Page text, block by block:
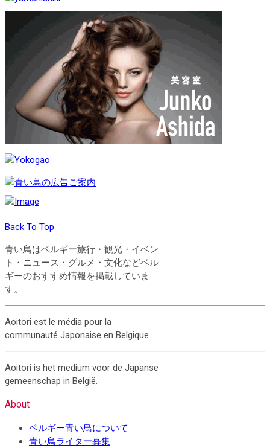
Back To Top
青い鳥はベルギー旅行・観光・イベン
ト・ニュース・グルメ・文化などベル
ギーのおすすめ情報を掲載していま
す。
Aoitori est le média pour la
communauté Japonaise en Belgique.
Aoitori is het medium voor de Japanse
gemeenschap in België.
About
ベルギー青い鳥について
青い鳥ライター募集